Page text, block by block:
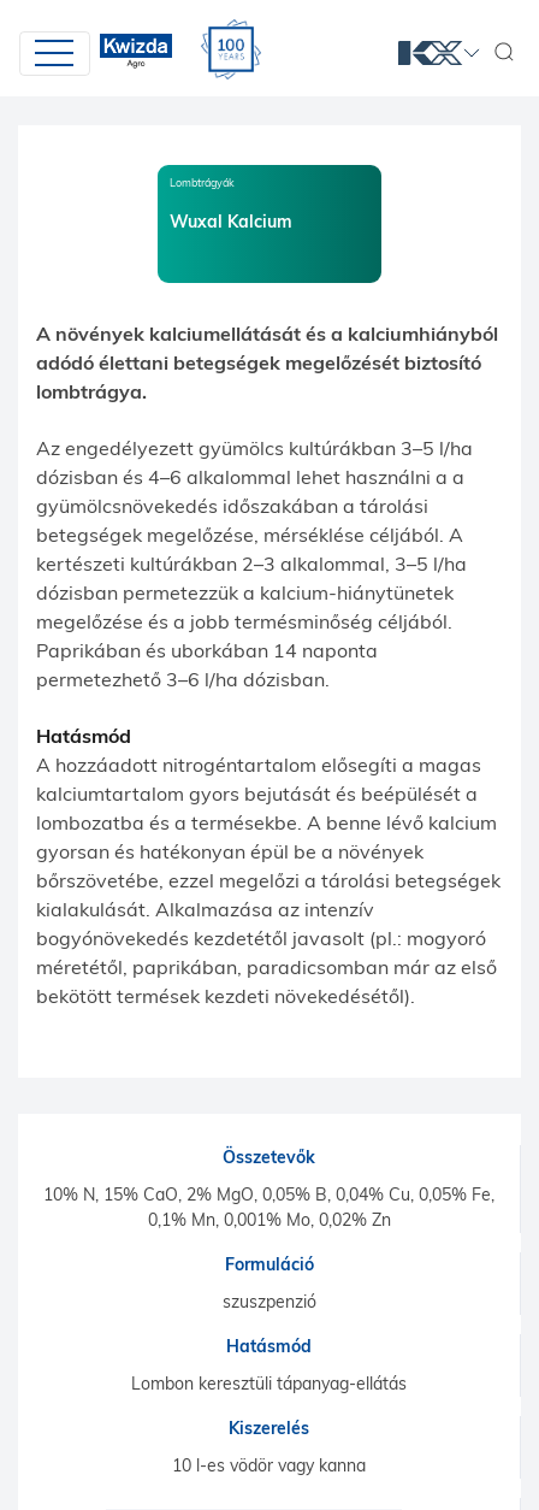
Lombtrágyák
Wuxal Kalcium
A növények kalciumellátását és a kalciumhiányból
adódó élettani betegségek megelőzését biztosító
lombtrágya.
Az engedélyezett gyümölcs kultúrákban 3–5 l/ha
dózisban és 4–6 alkalommal lehet használni a a
gyümölcsnövekedés időszakában a tárolási
betegségek megelőzése, mérséklése céljából. A
kertészeti kultúrákban 2–3 alkalommal, 3–5 l/ha
dózisban permetezzük a kalcium-hiánytünetek
megelőzése és a jobb termésminőség céljából.
Paprikában és uborkában 14 naponta
permetezhető 3–6 l/ha dózisban.
Hatásmód
A hozzáadott nitrogéntartalom elősegíti a magas
kalciumtartalom gyors bejutását és beépülését a
lombozatba és a termésekbe. A benne lévő kalcium
gyorsan és hatékonyan épül be a növények
bőrszövetébe, ezzel megelőzi a tárolási betegségek
kialakulását. Alkalmazása az intenzív
bogyónövekedés kezdetétől javasolt (pl.: mogyoró
méretétől, paprikában, paradicsomban már az első
bekötött termések kezdeti növekedésétől).
Összetevők
10% N, 15% CaO, 2% MgO, 0,05% B, 0,04% Cu, 0,05% Fe,
0,1% Mn, 0,001% Mo, 0,02% Zn
Formuláció
szuszpenzió
Hatásmód
Lombon keresztüli tápanyag-ellátás
Kiszerelés
10 l-es vödör vagy kanna